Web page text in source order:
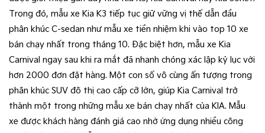
Trong đó, mẫu xe Kia K3 tiếp tục giữ vững vị thế dẫn đầu
phân khúc C-sedan như mẫu xe tiền nhiệm khi vào top 10 xe
bán chạy nhất trong tháng 10. Đặc biệt hơn, mẫu xe Kia
Carnival ngay sau khi ra mắt đã nhanh chóng xác lập kỷ lục với
hơn 2000 đơn đặt hàng. Một con số vô cùng ấn tượng trong
phân khúc SUV đô thị cao cấp cỡ lớn, giúp Kia Carnival trở
thành một trong những mẫu xe bán chạy nhất của KIA. Mẫu
xe được khách hàng đánh giá cao nhờ ứng dụng nhiều công